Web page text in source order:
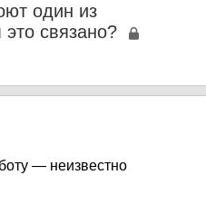
один из
связано?
— неизвестно